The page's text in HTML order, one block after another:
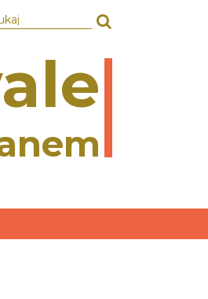
szukany tekst